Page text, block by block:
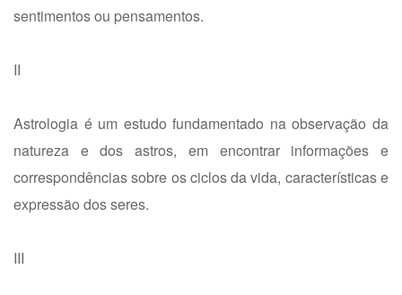
sentimentos ou pensamentos.
II
Astrologia é um estudo fundamentado na observação da
natureza e dos astros, em encontrar informações e
correspondências sobre os ciclos da vida, características e
expressão dos seres.
III